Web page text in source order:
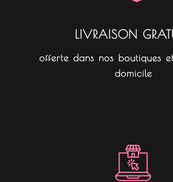
LIVRAISON
offerte dans nos boutiques
domicile